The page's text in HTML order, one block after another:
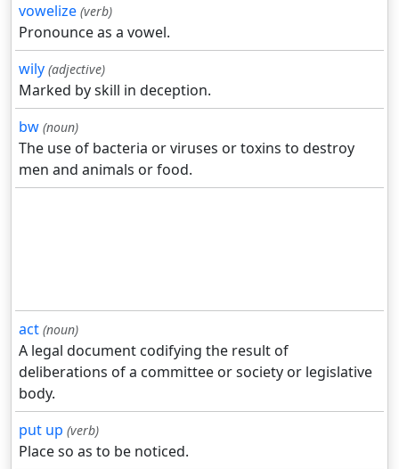
vowelize (verb)
Pronounce as a vowel.
wily (adjective)
Marked by skill in deception.
bw (noun)
The use of bacteria or viruses or toxins to destroy
men and animals or food.
act (noun)
A legal document codifying the result of
deliberations of a committee or society or legislative
body.
put up (verb)
Place so as to be noticed.